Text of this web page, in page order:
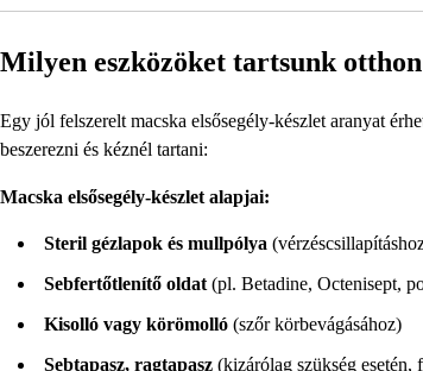
Milyen eszközöket tartsunk otthon
Egy jól felszerelt macska elsősegély-készlet aranyat
beszerezni és kéznél tartani:
Macska elsősegély-készlet alapjai:
Steril gézlapok és mullpólya
Sebfertőtlenítő oldat (pl. Betadine, Octenisept,
Kisolló vagy körömolló (szőr körbevágásához)
Sebtapasz, ragtapasz (kizárólag szükség esetén,